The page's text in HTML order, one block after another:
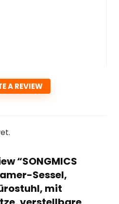
A REVIEW
“SONGMICS
Sessel,
mit